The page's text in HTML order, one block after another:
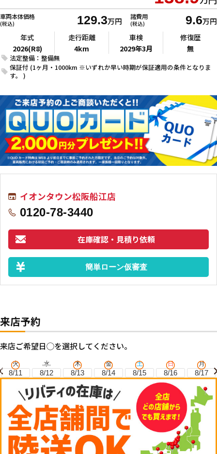
車両本体価格
(税込) 129.3万円 諸費用
(税込) 9.6万円
法定整備：整備無
保証付 (1ヶ月・1000km ※いずれか早い時期が保証適用の条件となりま
す。 )
年式
2026(R8)
走行距離
4km
車検
2029年3月
修復歴
無
イオンタウン松阪船江店
0120-78-3440
在庫確認・見積り依頼
簡単ローン仮審査
来店予約
来店ご希望日◯を選択してください。
火
8/11
水
8/12
木
8/13
金
8/14
土
8/15
日
8/16
月
8/17